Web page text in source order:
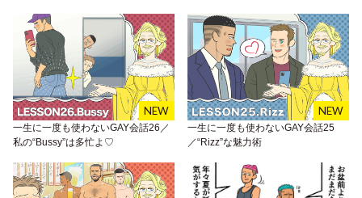
一生に一度も使わないGAY会話26／
私の“Bussy”は多忙よ♡
一生に一度も使わないGAY会話25
／“Rizz”な魅力術